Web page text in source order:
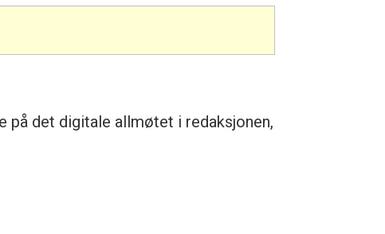
det digitale allmøtet i redaksjonen,